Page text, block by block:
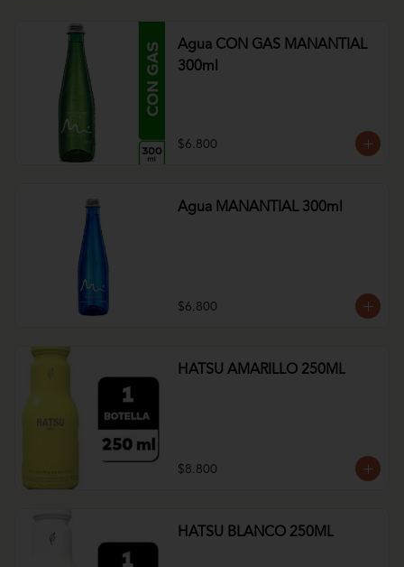
Agua CON GAS MANANTIAL
300ml
$6.800
Agua MANANTIAL 300ml
$6.800
HATSU AMARILLO 250ML
$8.800
HATSU BLANCO 250ML